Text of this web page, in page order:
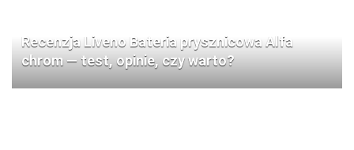
Recenzja Liveno Bateria prysznicowa Alfa
chrom — test, opinie, czy warto?